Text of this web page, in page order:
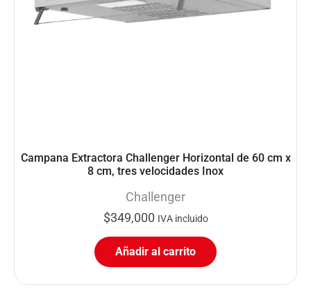
Campana Extractora Challenger Horizontal de 60 cm x
8 cm, tres velocidades Inox
Challenger
$349,000 IVA incluido
Añadir al carrito